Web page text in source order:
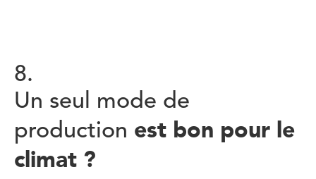
8.
Un seul mode de
production est bon pour le
climat ?